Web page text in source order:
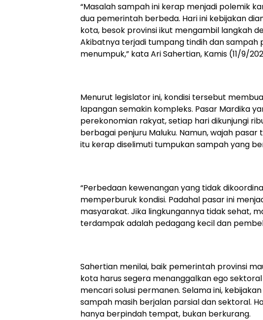
“Masalah sampah ini kerap menjadi polemik
dua pemerintah berbeda. Hari ini kebijakan
kota, besok provinsi ikut mengambil langkah
Akibatnya terjadi tumpang tindih dan sampah
menumpuk,” kata Ari Sahertian, Kamis (11/9/
Menurut legislator ini, kondisi tersebut
lapangan semakin kompleks. Pasar Mardika
perekonomian rakyat, setiap hari dikunjungi
berbagai penjuru Maluku. Namun, wajah
itu kerap diselimuti tumpukan sampah yang
“Perbedaan kewenangan yang tidak
memperburuk kondisi. Padahal pasar ini
masyarakat. Jika lingkungannya tidak sehat,
terdampak adalah pedagang kecil dan
Sahertian menilai, baik pemerintah provinsi
kota harus segera menanggalkan ego
mencari solusi permanen. Selama ini,
sampah masih berjalan parsial dan sektoral.
hanya berpindah tempat, bukan berkurang.